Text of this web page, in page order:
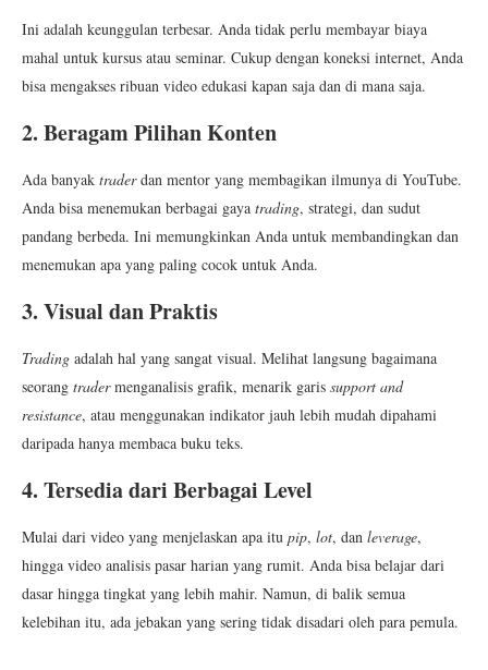
Ini adalah keunggulan terbesar. Anda tidak perlu membayar biaya
mahal untuk kursus atau seminar. Cukup dengan koneksi internet, Anda
bisa mengakses ribuan video edukasi kapan saja dan di mana saja.
2. Beragam Pilihan Konten
Ada banyak traderdan mentor yang membagikan ilmunya di YouTube.
Anda bisa menemukan berbagai gaya trading, strategi, dan sudut
pandang berbeda. Ini memungkinkan Anda untuk membandingkan dan
menemukan apa yang paling cocok untuk Anda.
3. Visual dan Praktis
Trading adalah hal yang sangat visual. Melihat langsung bagaimana
seorang tradermenganalisis grafik, menarik garis support and
resistance, atau menggunakan indikator jauh lebih mudah dipahami
daripada hanya membaca buku teks.
4. Tersedia dari Berbagai Level
Mulai dari video yang menjelaskan apa itu pip, lot, dan leverage,
hingga video analisis pasar harian yang rumit. Anda bisa belajar dari
dasar hingga tingkat yang lebih mahir. Namun, di balik semua
kelebihan itu, ada jebakan yang sering tidak disadari oleh para pemula.